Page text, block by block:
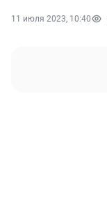
11 июля 2023, 10:40